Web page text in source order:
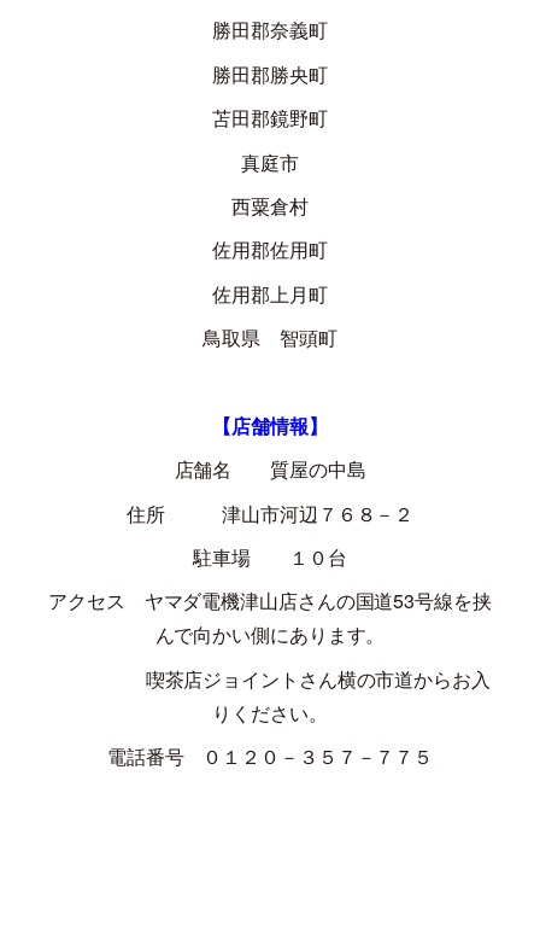
勝田郡奈義町
勝田郡勝央町
苫田郡鏡野町
真庭市
西粟倉村
佐用郡佐用町
佐用郡上月町
鳥取県 智頭町
【店舗情報】
店舗名 質屋の中島
住所 津山市河辺７６８－２
駐車場 １０台
アクセス ヤマダ電機津山店さんの国道53号線を挟
んで向かい側にあります。
喫茶店ジョイントさん横の市道からお入
りください。
電話番号 ０１２０－３５７－７７５